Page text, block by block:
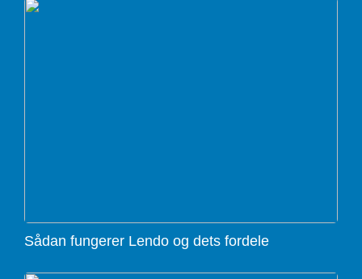
Sådan fungerer Lendo og dets fordele